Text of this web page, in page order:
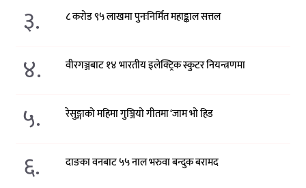
३. ८ करोड ९५ लाखमा पुनःनिर्मित महाङ्काल सत्तल
४. वीरगञ्जबाट १४ भारतीय इलेक्ट्रिक स्कुटर नियन्त्रणमा
५. रेसुङ्गाको महिमा गुञ्जियो गीतमा ‘जाम भो हिड
६. दाङका वनबाट ५५ नाल भरुवा बन्दुक बरामद